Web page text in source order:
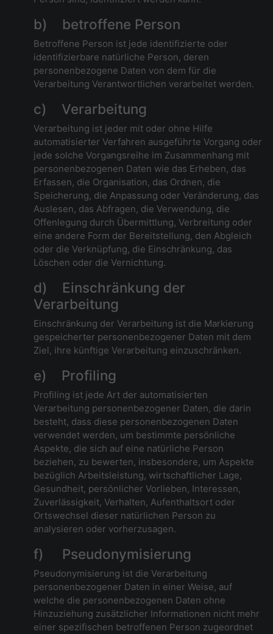
b) betroffene Person
Betroffene Person ist jede identifizierte oder
identifizierbare natürliche Person, deren
personenbezogene Daten von dem für die
Verarbeitung Verantwortlichen verarbeitet werden.
c) Verarbeitung
Verarbeitung ist jeder mit oder ohne Hilfe
automatisierter Verfahren ausgeführte Vorgang oder
jede solche Vorgangsreihe im Zusammenhang mit
personenbezogenen Daten wie das Erheben, das
Erfassen, die Organisation, das Ordnen, die
Speicherung, die Anpassung oder Veränderung, das
Auslesen, das Abfragen, die Verwendung, die
Offenlegung durch Übermittlung, Verbreitung oder
eine andere Form der Bereitstellung, den Abgleich
oder die Verknüpfung, die Einschränkung, das
Löschen oder die Vernichtung.
d) Einschränkung der
Verarbeitung
Einschränkung der Verarbeitung ist die Markierung
gespeicherter personenbezogener Daten mit dem
Ziel, ihre künftige Verarbeitung einzuschränken.
e) Profiling
Profiling ist jede Art der automatisierten
Verarbeitung personenbezogener Daten, die darin
besteht, dass diese personenbezogenen Daten
verwendet werden, um bestimmte persönliche
Aspekte, die sich auf eine natürliche Person
beziehen, zu bewerten, insbesondere, um Aspekte
bezüglich Arbeitsleistung, wirtschaftlicher Lage,
Gesundheit, persönlicher Vorlieben, Interessen,
Zuverlässigkeit, Verhalten, Aufenthaltsort oder
Ortswechsel dieser natürlichen Person zu
analysieren oder vorherzusagen.
f) Pseudonymisierung
Pseudonymisierung ist die Verarbeitung
personenbezogener Daten in einer Weise, auf
welche die personenbezogenen Daten ohne
Hinzuziehung zusätzlicher Informationen nicht mehr
einer spezifischen betroffenen Person zugeordnet